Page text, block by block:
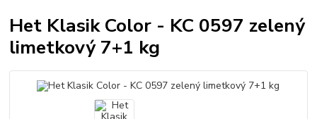
Het Klasik Color - KC 0597 zelený
limetkový 7+1 kg